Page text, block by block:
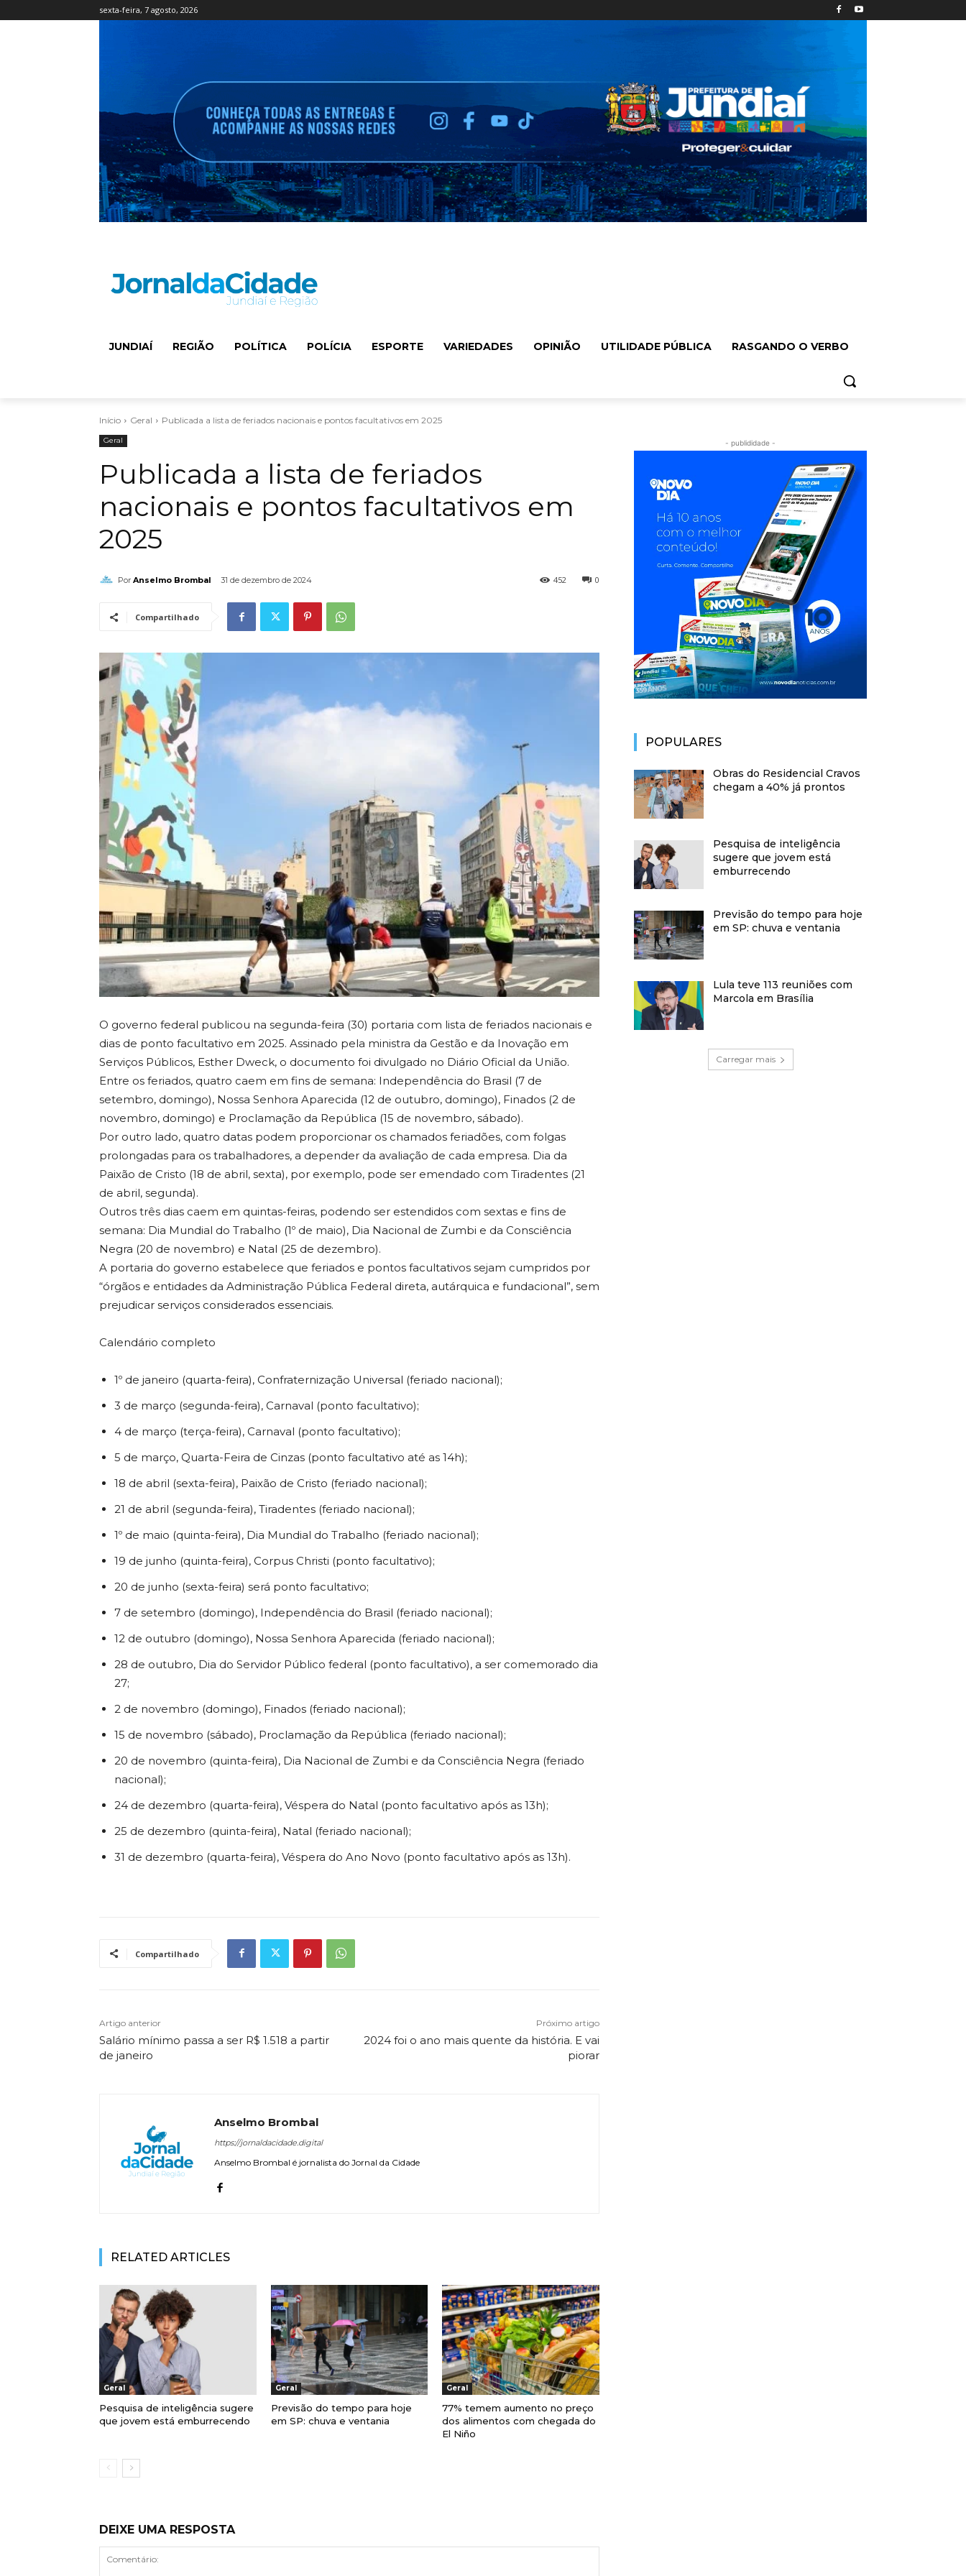
sexta-feira, 7 agosto, 2026
JUNDIAÍ REGIÃO POLÍTICA POLÍCIA ESPORTE VARIEDADES OPINIÃO UTILIDADE PÚBLICA RASGANDO O VERBO
Início Geral Publicada a lista de feriados nacionais e pontos facultativos em 2025
Geral
Publicada a lista de feriados
nacionais e pontos facultativos em
2025
Por Anselmo Brombal 31 de dezembro de 2024 0
452
Compartilhado
O governo federal publicou na segunda-feira (30) portaria com lista de feriados nacionais e
dias de ponto facultativo em 2025. Assinado pela ministra da Gestão e da Inovação em
Serviços Públicos, Esther Dweck, o documento foi divulgado no Diário Oficial da União.
Entre os feriados, quatro caem em fins de semana: Independência do Brasil (7 de
setembro, domingo), Nossa Senhora Aparecida (12 de outubro, domingo), Finados (2 de
novembro, domingo) e Proclamação da República (15 de novembro, sábado).
Por outro lado, quatro datas podem proporcionar os chamados feriadões, com folgas
prolongadas para os trabalhadores, a depender da avaliação de cada empresa. Dia da
Paixão de Cristo (18 de abril, sexta), por exemplo, pode ser emendado com Tiradentes (21
de abril, segunda).
Outros três dias caem em quintas-feiras, podendo ser estendidos com sextas e fins de
semana: Dia Mundial do Trabalho (1º de maio), Dia Nacional de Zumbi e da Consciência
Negra (20 de novembro) e Natal (25 de dezembro).
A portaria do governo estabelece que feriados e pontos facultativos sejam cumpridos por
“órgãos e entidades da Administração Pública Federal direta, autárquica e fundacional”, sem
prejudicar serviços considerados essenciais.
Calendário completo
1º de janeiro (quarta-feira), Confraternização Universal (feriado nacional);
3 de março (segunda-feira), Carnaval (ponto facultativo);
4 de março (terça-feira), Carnaval (ponto facultativo);
5 de março, Quarta-Feira de Cinzas (ponto facultativo até as 14h);
18 de abril (sexta-feira), Paixão de Cristo (feriado nacional);
21 de abril (segunda-feira), Tiradentes (feriado nacional);
1º de maio (quinta-feira), Dia Mundial do Trabalho (feriado nacional);
19 de junho (quinta-feira), Corpus Christi (ponto facultativo);
20 de junho (sexta-feira) será ponto facultativo;
7 de setembro (domingo), Independência do Brasil (feriado nacional);
12 de outubro (domingo), Nossa Senhora Aparecida (feriado nacional);
28 de outubro, Dia do Servidor Público federal (ponto facultativo), a ser comemorado dia
27;
2 de novembro (domingo), Finados (feriado nacional);
15 de novembro (sábado), Proclamação da República (feriado nacional);
20 de novembro (quinta-feira), Dia Nacional de Zumbi e da Consciência Negra (feriado
nacional);
24 de dezembro (quarta-feira), Véspera do Natal (ponto facultativo após as 13h);
25 de dezembro (quinta-feira), Natal (feriado nacional);
31 de dezembro (quarta-feira), Véspera do Ano Novo (ponto facultativo após as 13h).
Compartilhado
Artigo anterior
Salário mínimo passa a ser R$ 1.518 a partir
de janeiro
Próximo artigo
2024 foi o ano mais quente da história. E vai
piorar
Anselmo Brombal
https://jornaldacidade.digital
Anselmo Brombal é jornalista do Jornal da Cidade
RELATED ARTICLES
Geral
Pesquisa de inteligência sugere
que jovem está emburrecendo
Geral
Previsão do tempo para hoje
em SP: chuva e ventania
Geral
77% temem aumento no preço
dos alimentos com chegada do
El Niño
DEIXE UMA RESPOSTA
- publididade -
POPULARES
Obras do Residencial Cravos
chegam a 40% já prontos
Pesquisa de inteligência
sugere que jovem está
emburrecendo
Previsão do tempo para hoje
em SP: chuva e ventania
Lula teve 113 reuniões com
Marcola em Brasília
Carregar mais